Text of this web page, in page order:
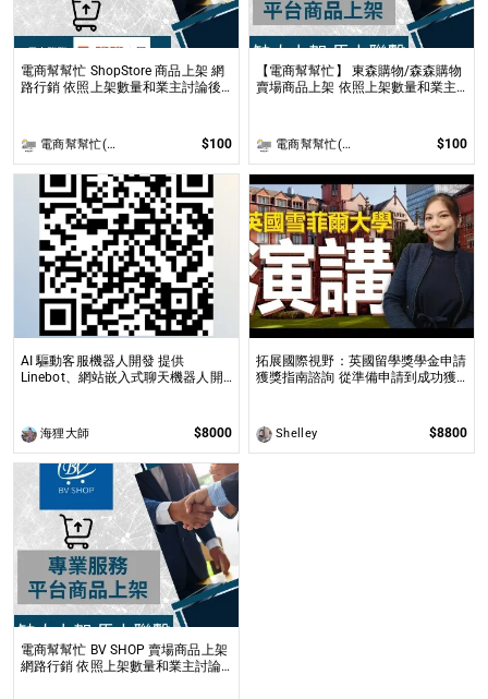
電商幫幫忙 ShopStore 商品上架 網
路行銷 依照上架數量和業主討論後
電商幫幫忙(電商平台代營運/電商上架/運營策略/網路行銷) $100
【電商幫幫忙】 東森購物/森森購物
賣場商品上架 依照上架數量和業主
電商幫幫忙(電商平台代營運/電商上架/運營策略/網路行銷) $100
AI 驅動客服機器人開發 提供
Linebot、網站嵌入式聊天機器人開
海狸大師 $8000
拓展國際視野：英國留學獎學金申請
獲獎指南諮詢 從準備申請到成功獲
Shelley $8800
電商幫幫忙 BV SHOP 賣場商品上架
網路行銷 依照上架數量和業主討論